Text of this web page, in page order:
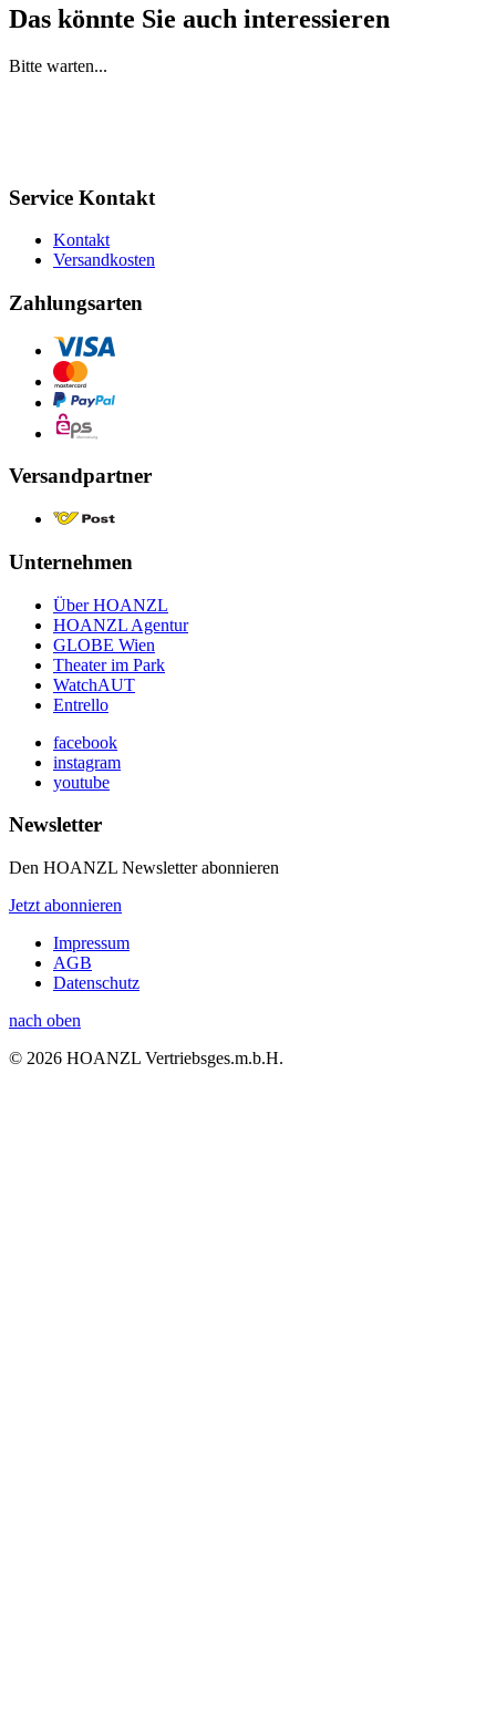
Das könnte Sie auch interessieren
Bitte warten...
Service Kontakt
Kontakt
Versandkosten
Zahlungsarten
Versandpartner
Unternehmen
Über HOANZL
HOANZL Agentur
GLOBE Wien
Theater im Park
WatchAUT
Entrello
facebook
instagram
youtube
Newsletter
Den HOANZL Newsletter abonnieren
Jetzt abonnieren
Impressum
AGB
Datenschutz
nach oben
© 2026 HOANZL Vertriebsges.m.b.H.